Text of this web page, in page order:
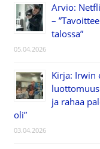
Arvio:
–
talossa”
05.04.2026
Kirja: Irwin
ja rahaa
oli”
03.04.2026